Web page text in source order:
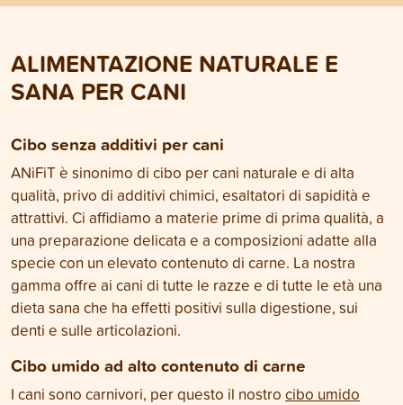
importanti che dovresti conoscere.
ALIMENTAZIONE NATURALE E
SANA PER CANI
Cibo senza additivi per cani
ANiFiT è sinonimo di cibo per cani naturale e di alta
qualità, privo di additivi chimici, esaltatori di sapidità e
attrattivi. Ci affidiamo a materie prime di prima qualità, a
una preparazione delicata e a composizioni adatte alla
specie con un elevato contenuto di carne. La nostra
gamma offre ai cani di tutte le razze e di tutte le età una
dieta sana che ha effetti positivi sulla digestione, sui
denti e sulle articolazioni.
Cibo umido ad alto contenuto di carne
I cani sono carnivori, per questo il nostro cibo umido